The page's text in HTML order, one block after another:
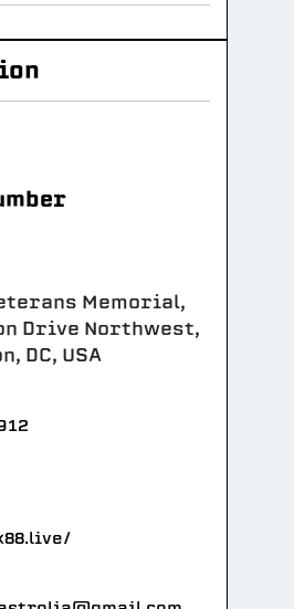
Memorial,
Drive Northwest,
DC, USA